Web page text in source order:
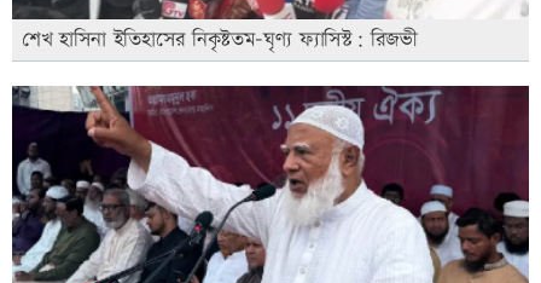
শেখ হাসিনা ইতিহাসের নিকৃষ্টতম-ঘৃণ্য ফ্যাসিস্ট: রিজভী